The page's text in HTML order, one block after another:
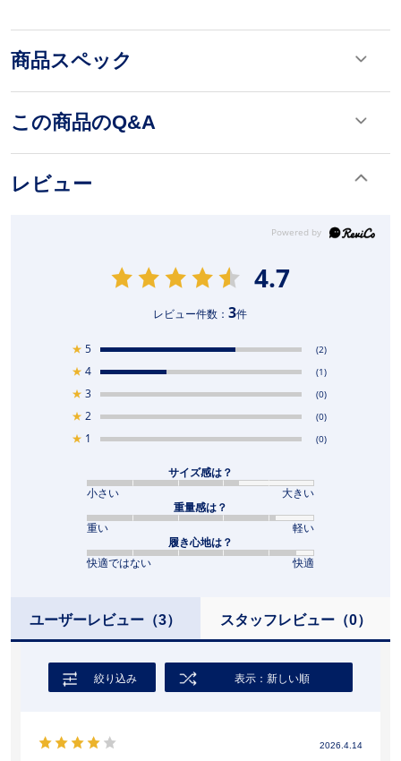
商品スペック
この商品のQ&A
レビュー
4.7
レビュー件数：3件
★ 5 (2)
★ 4 (1)
★ 3 (0)
★ 2 (0)
★ 1 (0)
サイズ感は？
小さい
大きい
重量感は？
重い
軽い
履き心地は？
快適ではない
快適
ユーザーレビュー （3） スタッフレビュー（0）
絞り込み 表示：新しい順
2026.4.14